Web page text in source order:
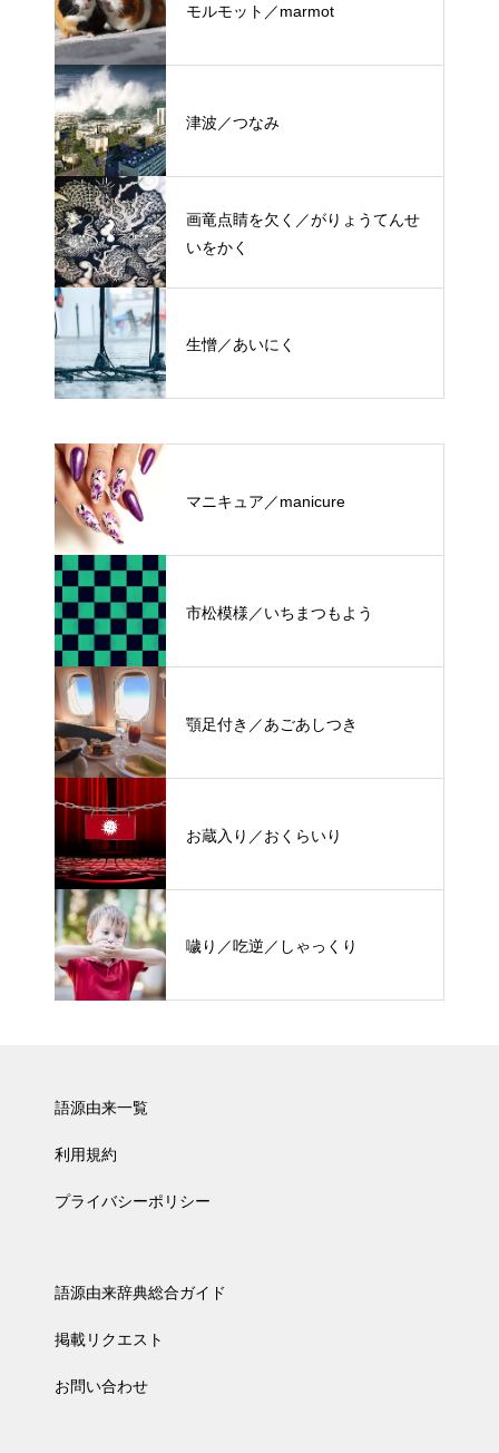
モルモット／marmot
津波／つなみ
画竜点睛を欠く／がりょうてんせ
いをかく
生憎／あいにく
マニキュア／manicure
市松模様／いちまつもよう
顎足付き／あごあしつき
お蔵入り／おくらいり
噦り／吃逆／しゃっくり
語源由来一覧
利用規約
プライバシーポリシー
語源由来辞典総合ガイド
掲載リクエスト
お問い合わせ